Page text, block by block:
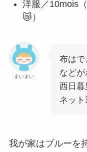
洋服／10mois
😿）
まいまい
布は
などが
西日暮
ネット
我が家はブルーを